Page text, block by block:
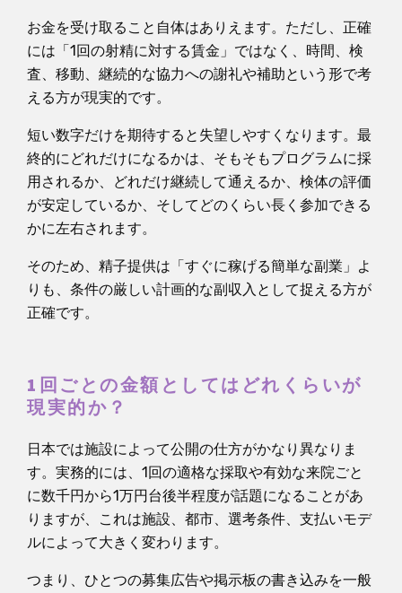
お金を受け取ること自体はありえます。ただし、正確
には「1回の射精に対する賃金」ではなく、時間、検
査、移動、継続的な協力への謝礼や補助という形で考
える方が現実的です。
短い数字だけを期待すると失望しやすくなります。最
終的にどれだけになるかは、そもそもプログラムに採
用されるか、どれだけ継続して通えるか、検体の評価
が安定しているか、そしてどのくらい長く参加できる
かに左右されます。
そのため、精子提供は「すぐに稼げる簡単な副業」よ
りも、条件の厳しい計画的な副収入として捉える方が
正確です。
1回ごとの金額としてはどれくらいが
現実的か？
日本では施設によって公開の仕方がかなり異なりま
す。実務的には、1回の適格な採取や有効な来院ごと
に数千円から1万円台後半程度が話題になることがあ
りますが、これは施設、都市、選考条件、支払いモデ
ルによって大きく変わります。
つまり、ひとつの募集広告や掲示板の書き込みを一般